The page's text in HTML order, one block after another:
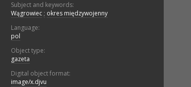
Subject and keywords:
Wągrowiec ; okres międzywojenny
Language:
pol
Object type:
gazeta
Digital object format:
image/x.djvu